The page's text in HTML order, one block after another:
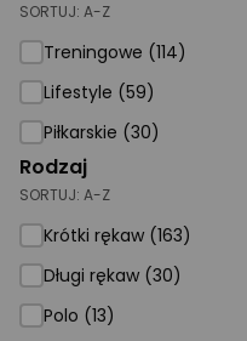
SORTUJ: A-Z
Treningowe (114)
Lifestyle (59)
Piłkarskie (30)
Rodzaj
SORTUJ: A-Z
Krótki rękaw (163)
Długi rękaw (30)
Polo (13)